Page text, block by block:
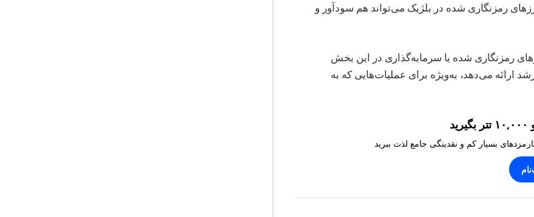
رمزنگاری شده در بلژیک می‌تواند هم سودآور و
رمزنگاری شده یا سرمایه‌گذاری در این بخش
ارائه می‌دهد، به‌ویژه برای عملیات‌هایی که به
بسیار کم و نقدینگی جامع لذت ببرید